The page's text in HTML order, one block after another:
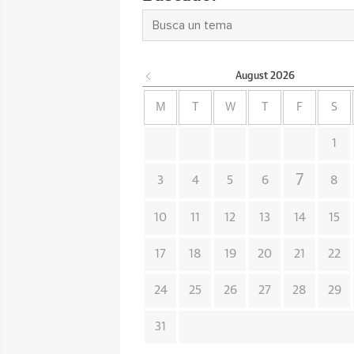
August 2026
M W F S
1
3 4 5 6 7 8
10 11 12 13 14 15
17 18 19 20 21 22
24 25 26 27 28 29
31